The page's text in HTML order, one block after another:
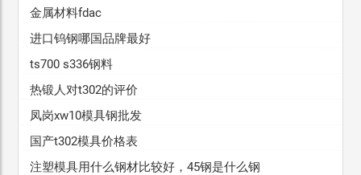
金属材料fdac
进口钨钢哪国品牌最好
ts700 s336钢料
热锻人对t302的评价
凤岗xw10模具钢批发
国产t302模具价格表
注塑模具用什么钢材比较好，45钢是什么钢